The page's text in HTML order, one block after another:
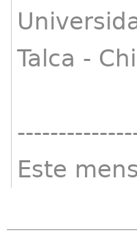
Talca -
Este